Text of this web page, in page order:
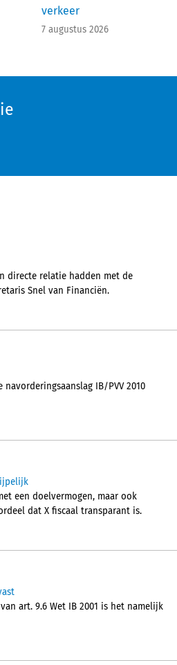
verkeer
7 augustus 2026
directe relatie hadden met de
Snel van Financiën.
IB/PVV 2010
een doelvermogen, maar ook
dat X fiscaal transparant is.
art. 9.6 Wet IB 2001 is het namelijk